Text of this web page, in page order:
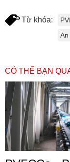
Từ khóa:
An
CÓ THỂ BẠN